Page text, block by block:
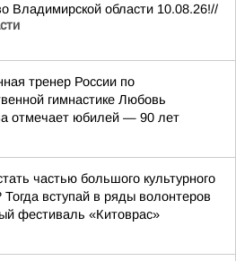
Владимирской области 10.08.26!//
тренер России по
гимнастике Любовь
отмечает юбилей — 90 лет
частью большого культурного
Тогда вступай в ряды волонтеров
фестиваль «Китоврас»